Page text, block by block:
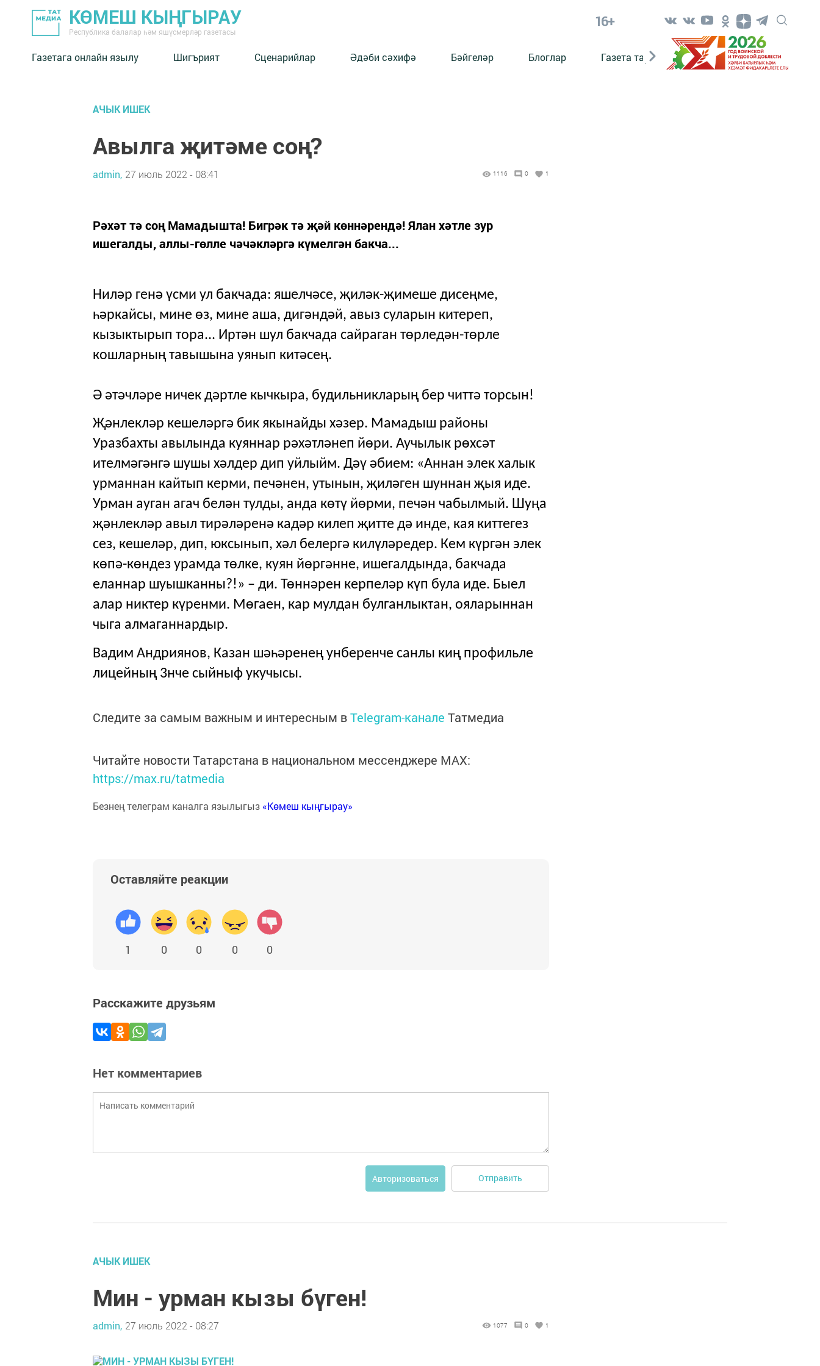
КӨМЕШ КЫҢГЫРАУ
Республика балалар һәм яшүсмерләр газетасы
16+
Газетага онлайн язылу Шигърият Сценарийлар Әдәби сәхифә Бәйгеләр Блоглар Газета тарихы Әкият Әкият
АЧЫК ИШЕК
Авылга җитәме соң?
admin, 27 июль 2022 - 08:41 1116 0 1
Рәхәт тә соң Мамадышта! Бигрәк тә җәй көннәрендә! Ялан хәтле зур
ишегалды, аллы-гөлле чәчәкләргә күмелгән бакча...
Ниләр генә үсми ул бакчада: яшелчәсе, җиләк-җимеше дисеңме,
һәркайсы, мине өз, мине аша, дигәндәй, авыз суларын китереп,
кызыктырып тора... Иртән шул бакчада сайраган төрледән-төрле
кошларның тавышына уянып китәсең.
Ә әтәчләре ничек дәртле кычкыра, будильникларың бер читтә торсын!
Җәнлекләр кешеләргә бик якынайды хәзер. Мамадыш районы
Уразбахты авылында куяннар рәхәтләнеп йөри. Аучылык рөхсәт
ителмәгәнгә шушы хәлдер дип уйлыйм. Дәү әбием: «Аннан элек халык
урманнан кайтып керми, печәнен, утынын, җиләген шуннан җыя иде.
Урман ауган агач белән тулды, анда көтү йөрми, печән чабылмый. Шуңа
җәнлекләр авыл тирәләренә кадәр килеп җитте дә инде, кая киттегез
сез, кешеләр, дип, юксынып, хәл белергә килүләредер. Кем күргән элек
көпә-көндез урамда төлке, куян йөргәнне, ишегалдында, бакчада
еланнар шуышканны?!» – ди. Төннәрен керпеләр күп була иде. Быел
алар никтер күренми. Мөгаен, кар мулдан булганлыктан, ояларыннан
чыга алмаганнардыр.
Вадим Андриянов, Казан шәһәренең унберенче санлы киң профильле
лицейның 3нче сыйныф укучысы.
Следите за самым важным и интересным вTelegram-канале Татмедиа
Читайте новости Татарстана в национальном мессенджере MАХ:
https://max.ru/tatmedia
Безнең телеграм каналга язылыгыз «Көмеш кыңгырау»
Оставляйте реакции
1 0 0 0 0
Расскажите друзьям
Нет комментариев
Авторизоваться Отправить
АЧЫК ИШЕК
Мин - урман кызы бүген!
admin, 27 июль 2022 - 08:27 1077 0 1